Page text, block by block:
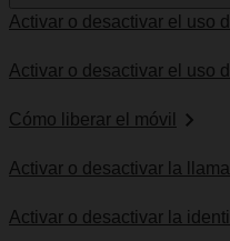
Activar o desactivar el uso
Activar o desactivar el uso
Cómo liberar el móvil
Activar o desactivar la
Activar o desactivar la